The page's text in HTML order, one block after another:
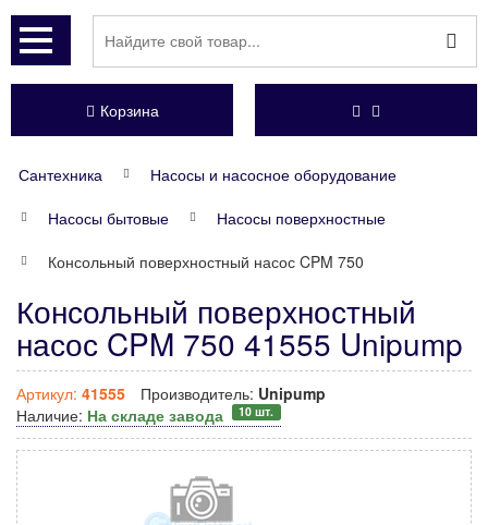
Корзина
Сантехника
Насосы и насосное оборудование
Насосы бытовые
Насосы поверхностные
Консольный поверхностный насос CPM 750
Консольный поверхностный
насос CPM 750 41555 Unipump
Артикул: 41555 Производитель: Unipump
Наличие: На складе завода 10 шт.